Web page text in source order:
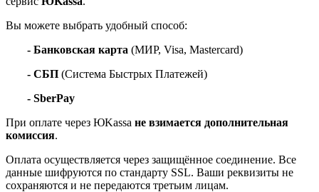
Вы можете выбрать удобный способ:
- Банковская карта (МИР, Visa, Mastercard)
- СБП (Система Быстрых Платежей)
- SberPay
При оплате через ЮKassa не взимается дополнительная
комиссия.
Оплата осуществляется через защищённое соединение. Все
данные шифруются по стандарту SSL. Ваши реквизиты не
сохраняются и не передаются третьим лицам.